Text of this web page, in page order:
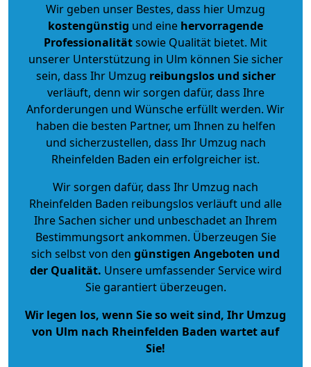
Wir geben unser Bestes, dass hier Umzug
kostengünstig und eine hervorragende
Professionalitätsowie Qualität bietet. Mit
unserer Unterstützung in Ulm können Sie sicher
sein, dass Ihr Umzug reibungslos und sicher
verläuft, denn wir sorgen dafür, dass Ihre
Anforderungen und Wünsche erfüllt werden. Wir
haben die besten Partner, um Ihnen zu helfen
und sicherzustellen, dass Ihr Umzug nach
Rheinfelden Baden ein erfolgreicher ist.
Wir sorgen dafür, dass Ihr Umzug nach
Rheinfelden Baden reibungslos verläuft und alle
Ihre Sachen sicher und unbeschadet an Ihrem
Bestimmungsort ankommen. Überzeugen Sie
sich selbst von den günstigen Angeboten und
der Qualität. Unsere umfassender Service wird
Sie garantiert überzeugen.
Wir legen los, wenn Sie so weit sind, Ihr Umzug
von Ulm nach Rheinfelden Baden wartet auf
Sie!